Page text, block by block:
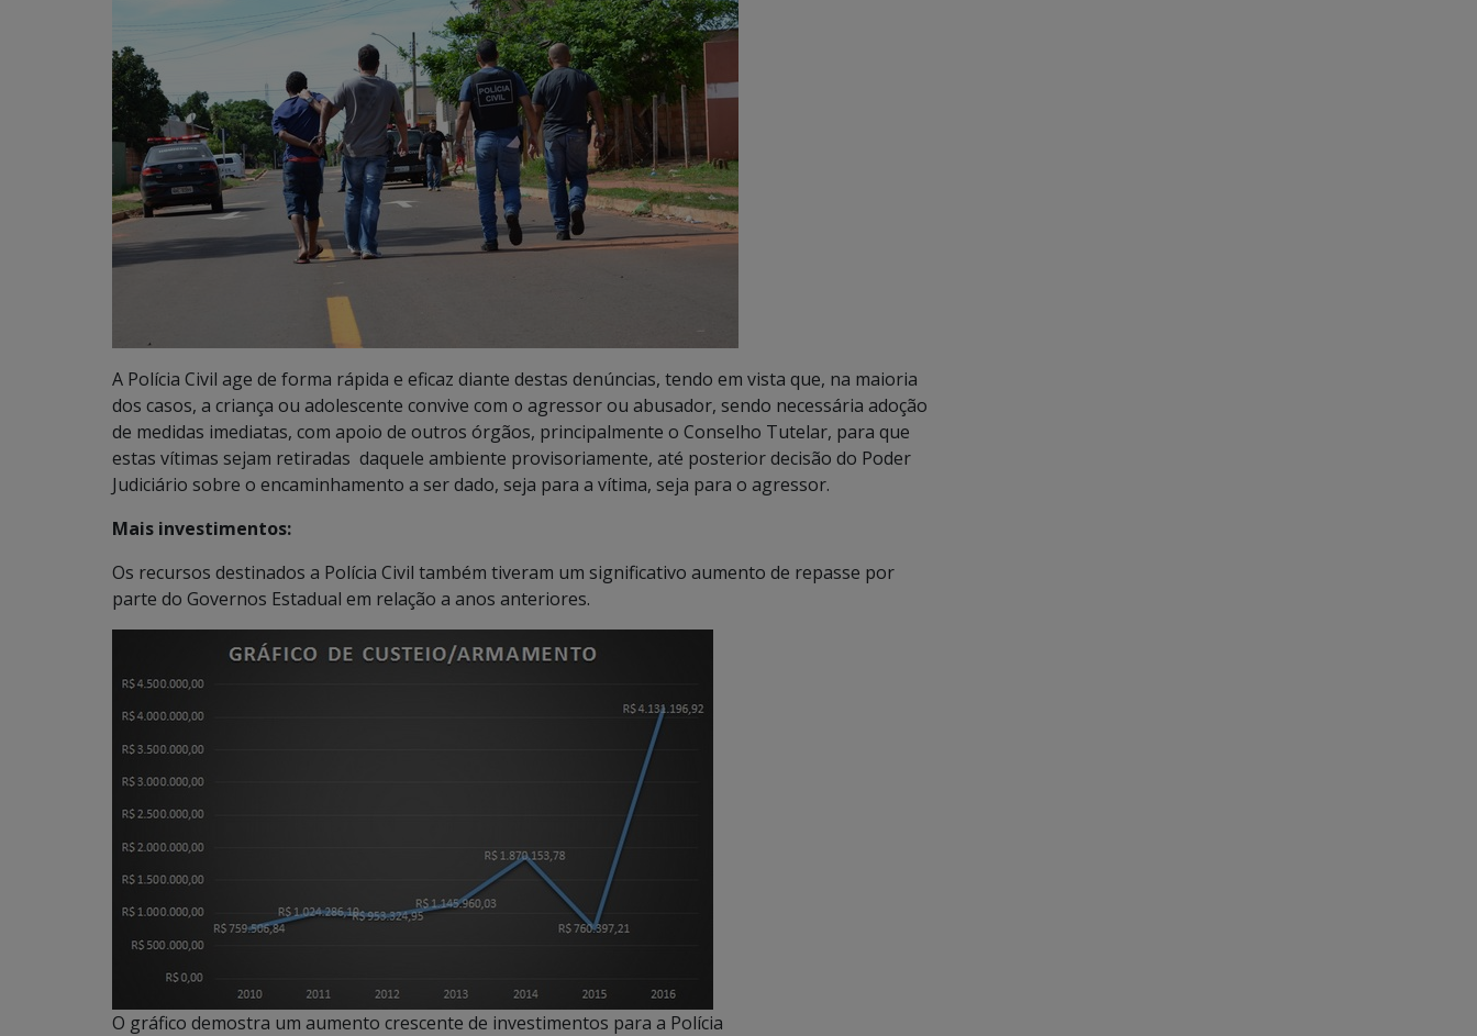
A Polícia Civil age de forma rápida e eficaz diante destas denúncias, tendo em vista que, na maioria
dos casos, a criança ou adolescente convive com o agressor ou abusador, sendo necessária adoção
de medidas imediatas, com apoio de outros órgãos, principalmente o Conselho Tutelar, para que
estas vítimas sejam retiradas daquele ambiente provisoriamente, até posterior decisão do Poder
Judiciário sobre o encaminhamento a ser dado, seja para a vítima, seja para o agressor.
Mais investimentos:
Os recursos destinados a Polícia Civil também tiveram um significativo aumento de repasse por
parte do Governos Estadual em relação a anos anteriores.
O gráfico demostra um aumento crescente de investimentos para a Polícia